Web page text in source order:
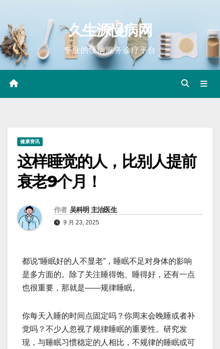
content
久生源慢病网
专业的慢病服务诊疗平台
健康资讯
这样睡觉的人，比别人提前
衰老9个月！
作者 吴科明 主治医生
9 月 23, 2025
都说“睡眠好的人不显老”，睡眠不足对身体的影响
是多方面的。除了关注睡得饱、睡得好，还有一点
也很重要，那就是——规律睡眠。
你每天入睡的时间点固定吗？你周末会晚睡或者补
觉吗？不少人忽视了规律睡眠的重要性。研究发
现，与睡眠习惯稳定的人相比，不规律的睡眠或可